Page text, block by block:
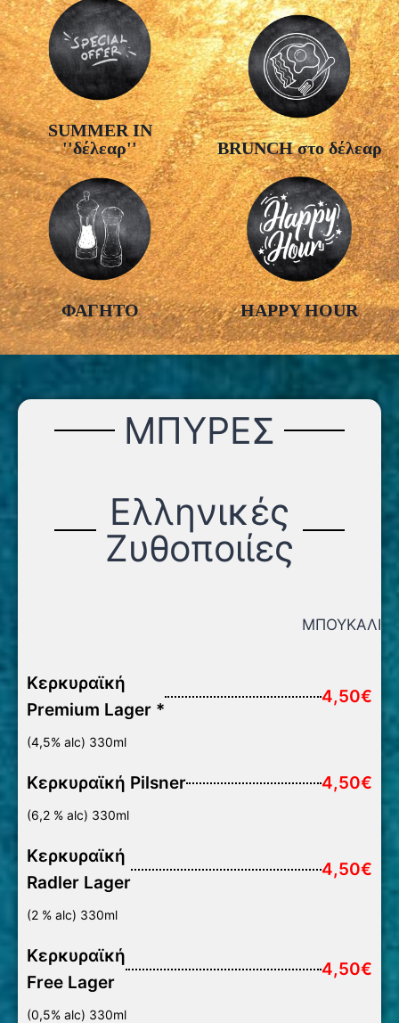
SUMMER IN
''δέλεαρ''
BRUNCH στο δέλεαρ
ΦΑΓΗΤΟ HAPPY HOUR
ΜΠΥΡΕΣ
Ελληνικές
Ζυθοποιίες
ΜΠΟΥΚΑΛΙ
Κερκυραϊκή
Premium Lager *
4,50€
(4,5% alc) 330ml
Κερκυραϊκή Pilsner 4,50€
(6,2 % alc) 330ml
Κερκυραϊκή
Radler Lager
4,50€
(2 % alc) 330ml
Κερκυραϊκή
Free Lager
4,50€
(0,5% alc) 330ml